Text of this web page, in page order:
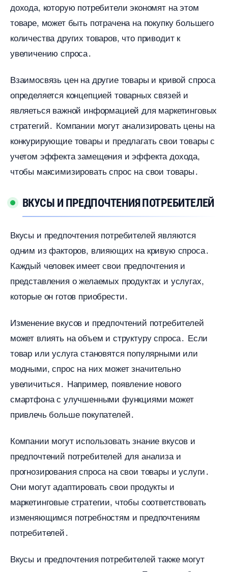
дохода, которую потребители экономят на этом
товаре, может быть потрачена на покупку большего
количества других товаров, что приводит к
увеличению спроса․
заимосвязь цен на другие товары и кривой спроса
определяется концепцией товарных связей и
являеться важной информацией для маркетинговых
стратегий․ Компании могут анализировать цены на
конкурирующие товары и предлагать свои товары с
учетом эффекта замещения и эффекта дохода,
чтобы максимизировать спрос на свои товары․
КУСЫ И ПРЕДПОЧТЕНИЯ ПОТРЕБИТЕЛЕЙ
кусы и предпочтения потребителей являются
одним из факторов, влияющих на кривую спроса․
Каждый человек имеет свои предпочтения и
представления о желаемых продуктах и услугах,
которые он готов приобрести․
Изменение вкусов и предпочтений потребителей
может влиять на объем и структуру спроса․ Если
товар или услуга становятся популярными или
модными, спрос на них может значительно
увеличиться․ Например, появление нового
смартфона с улучшенными функциями может
привлечь больше покупателей․
Компании могут использовать знание вкусов и
предпочтений потребителей для анализа и
прогнозирования спроса на свои товары и услуги․
Они могут адаптировать свои продукты и
маркетинговые стратегии, чтобы соответствовать
изменяющимся потребностям и предпочтениям
потребителей․
кусы и предпочтения потребителей также могут